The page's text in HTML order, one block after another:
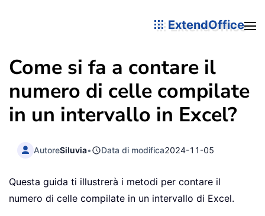
ExtendOffice
Come si fa a contare il
numero di celle compilate
in un intervallo in Excel?
AutoreSiluvia• Data di modifica2024-11-05
Questa guida ti illustrerà i metodi per contare il
numero di celle compilate in un intervallo di Excel.